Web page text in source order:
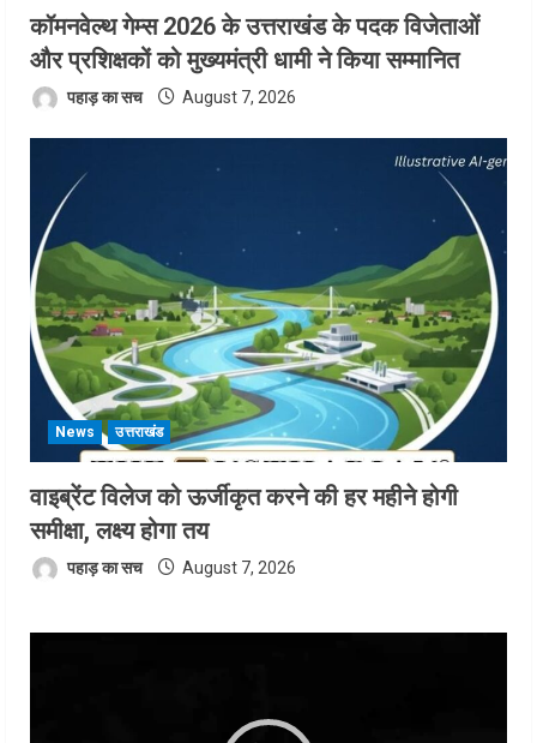
कॉमनवेल्थ गेम्स 2026 के उत्तराखंड के पदक विजेताओं
और प्रशिक्षकों को मुख्यमंत्री धामी ने किया सम्मानित
पहाड़ का सच August 7, 2026
News उत्तराखंड
वाइब्रेंट विलेज को ऊर्जीकृत करने की हर महीने होगी
समीक्षा, लक्ष्य होगा तय
पहाड़ का सच August 7, 2026